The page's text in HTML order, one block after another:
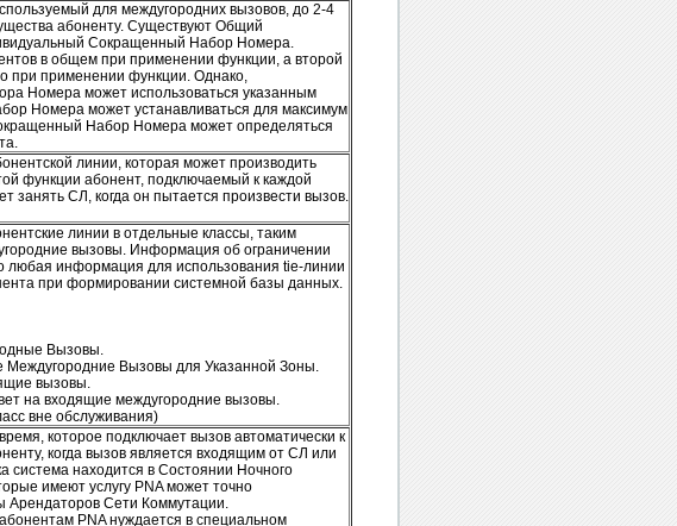
для междугородних вызовов, до 2-4
абоненту. Существуют Общий
Сокращенный Набор Номера.
в общем при применении функции, а второй
при применении функции. Однако,
Номера может использоваться указанным
Номера может устанавливаться для максимум
Набор Номера может определяться
линии, которая может производить
функции абонент, подключаемый к каждой
занять СЛ, когда он пытается произвести вызов.
линии в отдельные классы, таким
вызовы. Информация об ограничении
любая информация для использования tie-линии
при формировании системной базы данных.
Вызовы.
Междугородние Вызовы для Указанной Зоны.
вызовы.
на входящие междугородние вызовы.
вне обслуживания)
которое подключает вызов автоматически к
когда вызов является входящим от СЛ или
система находится в Состоянии Ночного
имеют услугу PNA может точно
Арендаторов Сети Коммутации.
PNA нуждается в специальном